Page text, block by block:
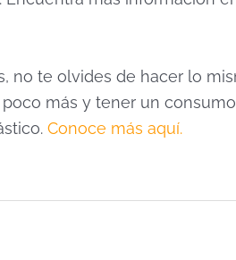
no te olvides de hacer lo
más y tener un
Conoce más aquí.